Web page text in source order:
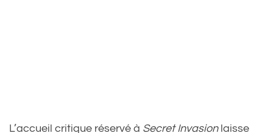
L’accueil critique réservé à Secret Invasionlaisse